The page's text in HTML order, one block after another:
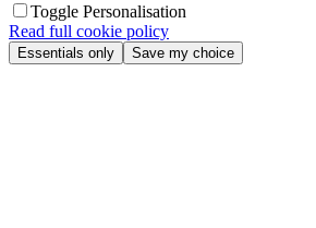
Toggle Personalisation
Read full cookie policy
Essentials only Save my choice